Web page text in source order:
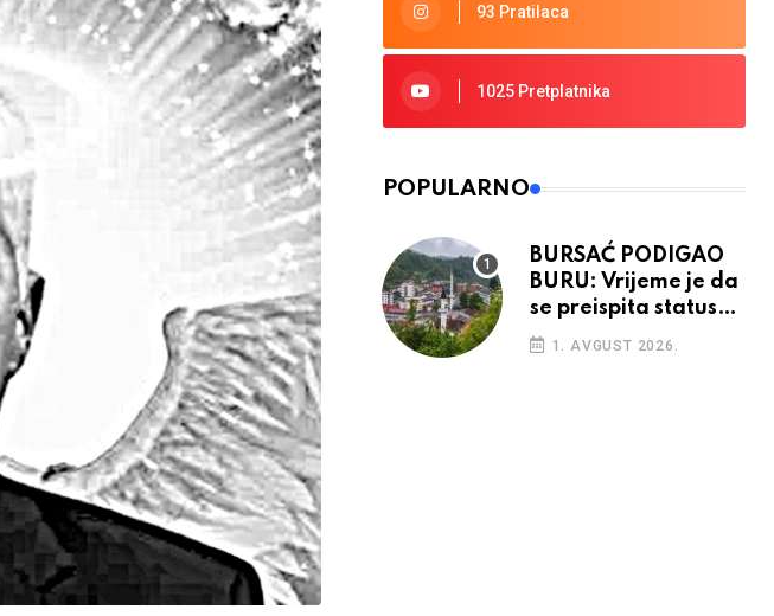
93 Pratilaca
1025 Pretplatnika
POPULARNO
BURSAĆ PODIGAO
BURU: Vrijeme je da
se preispita status
Srebrenice u RS
1. AVGUST 2026.